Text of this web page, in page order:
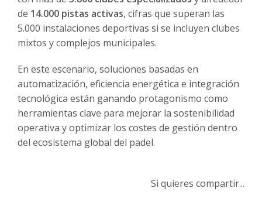
de 14.000 pistas activas, cifras que superan las
5.000 instalaciones deportivas si se incluyen clubes
mixtos y complejos municipales.
En este escenario, soluciones basadas en
automatización, eficiencia energética e integración
tecnológica están ganando protagonismo como
herramientas clave para mejorar la sostenibilidad
operativa y optimizar los costes de gestión dentro
del ecosistema global del padel.
Si quieres compartir...